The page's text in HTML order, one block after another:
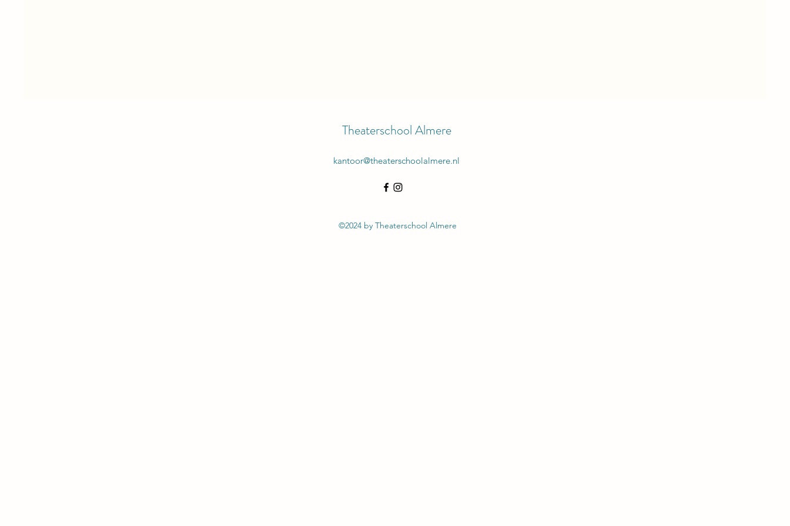
Theaterschool Almere
kantoor@theaterschoolalmere.nl
©2024 by Theaterschool Almere